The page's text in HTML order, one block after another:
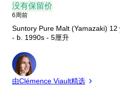
没有保留价
6周前
Suntory Pure Malt (Yamazaki)
- b. 1990s - 5厘升
专
家
由Clémence Viault精选